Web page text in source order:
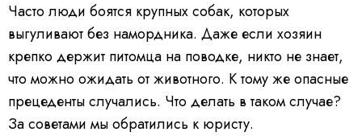
Часто люди боятся крупных собак, которых
выгуливают без намордника. Даже если хозяин
крепко держит питомца на поводке, никто не знает,
что можно ожидать от животного. К тому же опасные
прецеденты случались. Что делать в таком случае?
За советами мы обратились к юристу.